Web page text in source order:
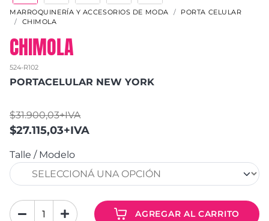
MARROQUINERÍA Y ACCESORIOS DE MODA
PORTA CELULAR
CHIMOLA
CHIMOLA
524-R102
PORTACELULAR NEW YORK
$31.900,03+IVA
$27.115,03+IVA
Talle / Modelo
AGREGAR AL CARRITO